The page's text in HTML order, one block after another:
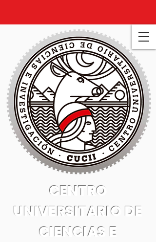
CENTRO
UNIVERSITARIO DE
CIENCIAS E